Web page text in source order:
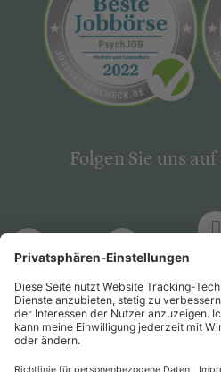
Folgen Sie uns
PsychJOB PsychJOB